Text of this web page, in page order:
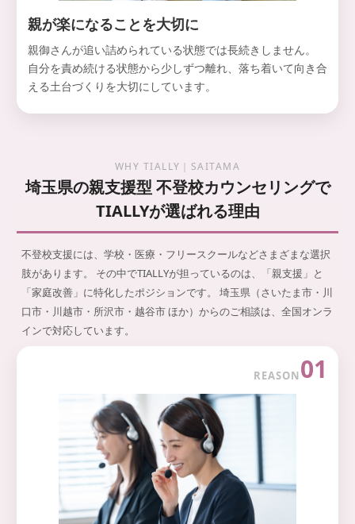
親が楽になることを大切に
親御さんが追い詰められている状態では長続きしません。
自分を責め続ける状態から少しずつ離れ、落ち着いて向き合
える土台づくりを大切にしています。
WHY TIALLY｜SAITAMA
埼玉県の親支援型 不登校カウンセリングで
TIALLYが選ばれる理由
不登校支援には、学校・医療・フリースクールなどさまざまな選択
肢があります。
その中でTIALLYが担っているのは、「親支援」と
「家庭改善」に特化したポジションです。
埼玉県（さいたま市・川
口市・川越市・所沢市・越谷市 ほか）からのご相談は、全国オンラ
インで対応しています。
REASON01